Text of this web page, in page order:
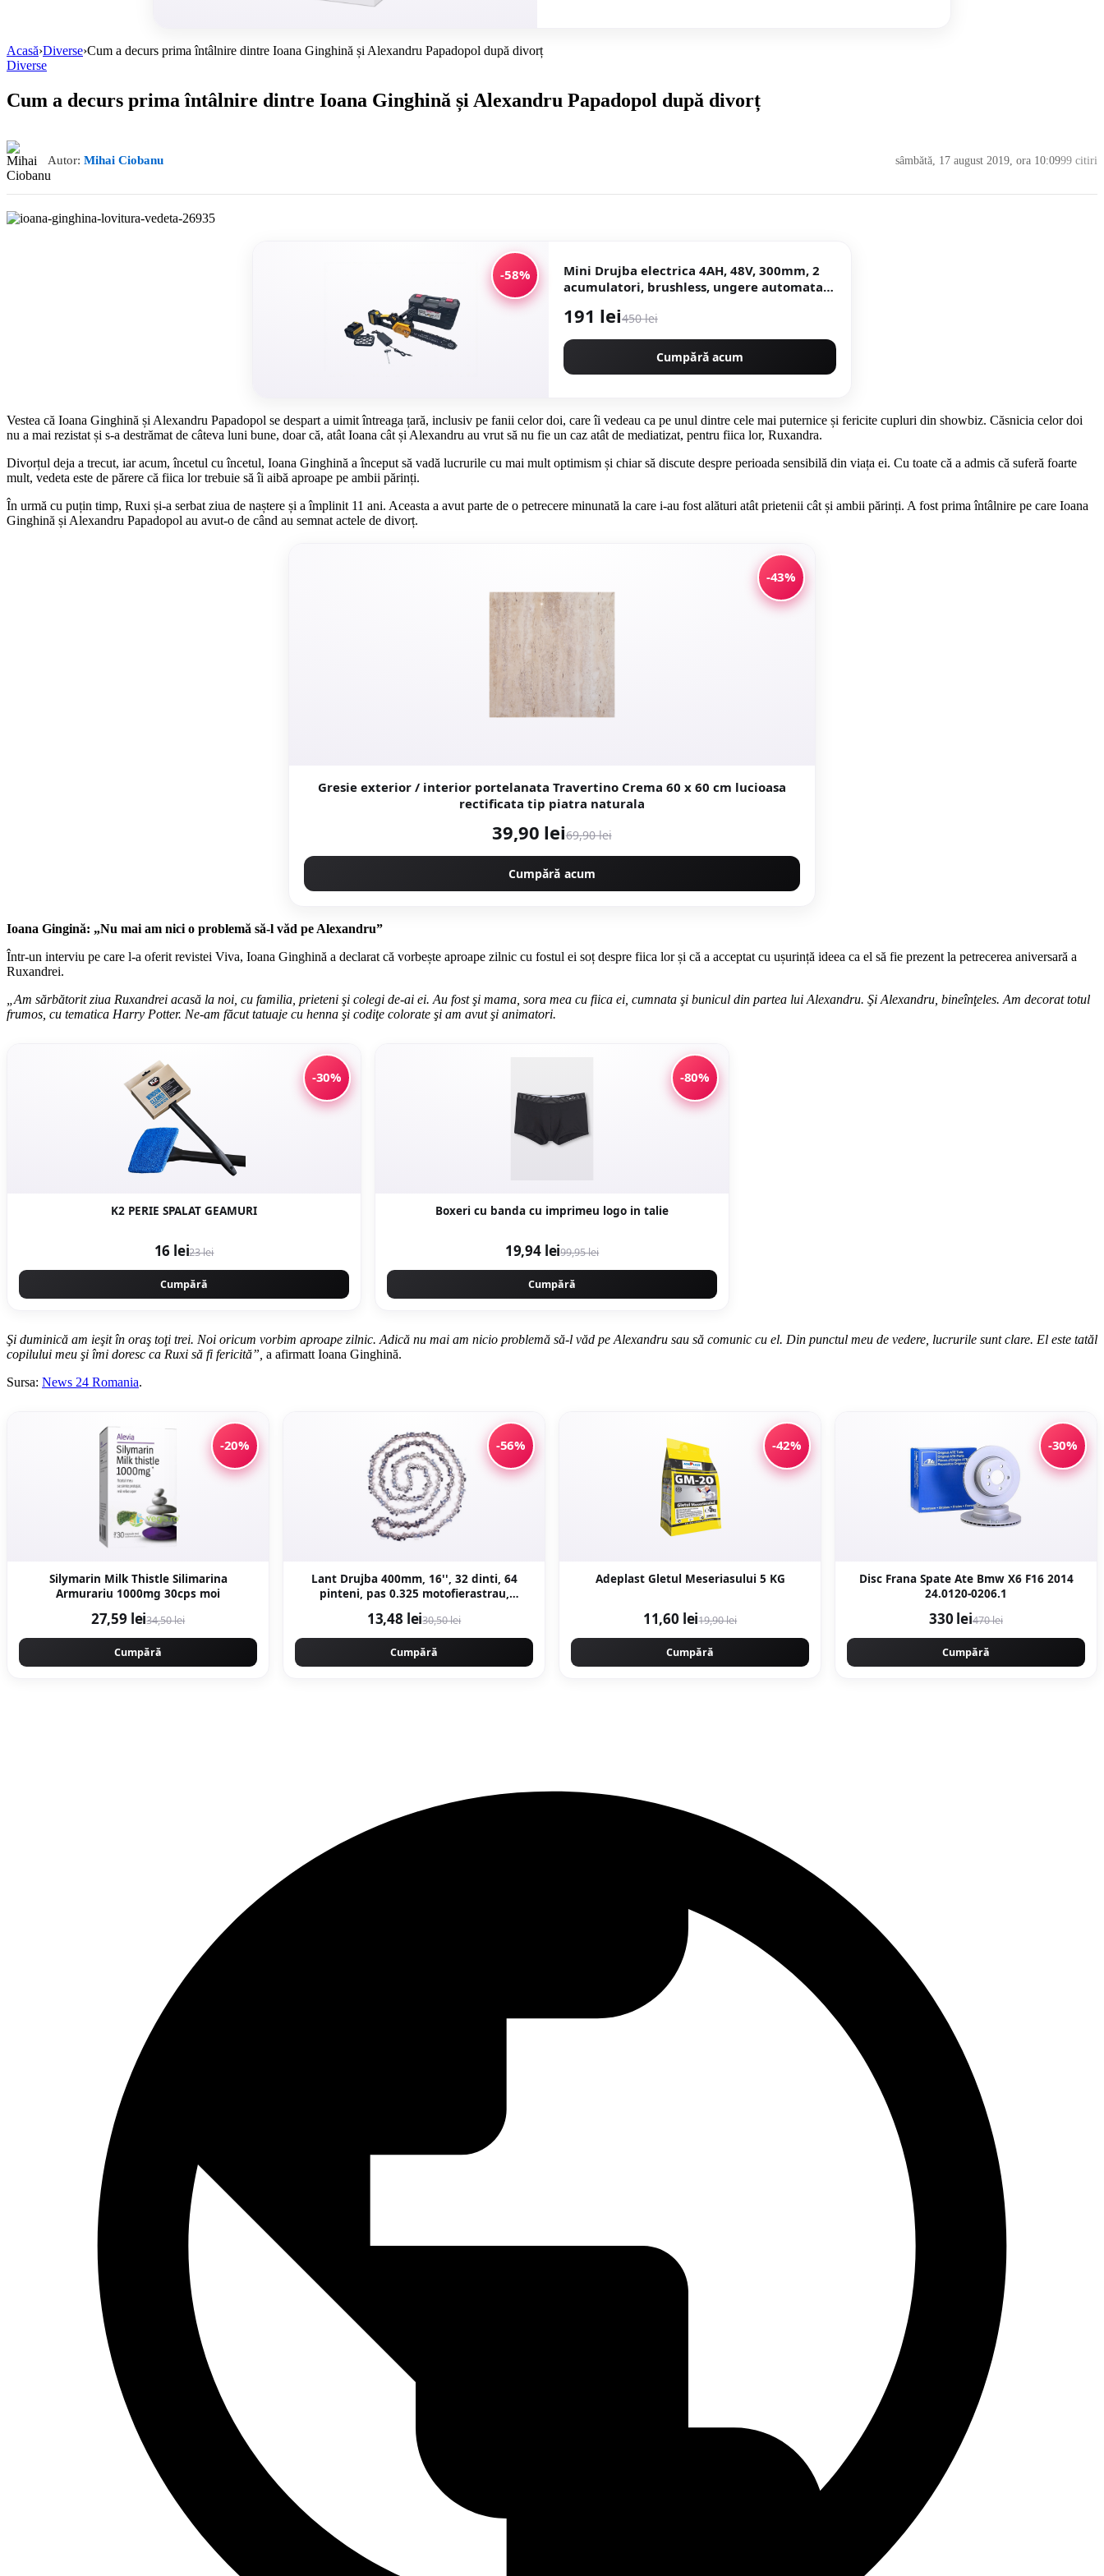
Acasă›Diverse›Cum a decurs prima întâlnire dintre Ioana Ginghină și Alexandru Papadopol după divorț
Diverse
Cum a decurs prima întâlnire dintre Ioana Ginghină și Alexandru Papadopol după divorț
Autor: Mihai Ciobanu sâmbătă, 17 august 2019, ora 10:0999 citiri
-58%
Mini Drujba electrica 4AH, 48V, 300mm, 2
acumulatori, brushless, ungere automata,
CMP1756Y
191 lei450 lei
Cumpără acum
Vestea că Ioana Ginghină și Alexandru Papadopol se despart a uimit întreaga țară, inclusiv pe fanii celor doi, care îi vedeau ca pe unul dintre cele mai puternice și fericite cupluri din showbiz. Căsnicia celor doi
nu a mai rezistat și s-a destrămat de câteva luni bune, doar că, atât Ioana cât și Alexandru au vrut să nu fie un caz atât de mediatizat, pentru fiica lor, Ruxandra.
Divorțul deja a trecut, iar acum, încetul cu încetul, Ioana Ginghină a început să vadă lucrurile cu mai mult optimism și chiar să discute despre perioada sensibilă din viața ei. Cu toate că a admis că suferă foarte
mult, vedeta este de părere că fiica lor trebuie să îi aibă aproape pe ambii părinți.
În urmă cu puțin timp, Ruxi și-a serbat ziua de naștere și a împlinit 11 ani. Aceasta a avut parte de o petrecere minunată la care i-au fost alături atât prietenii cât și ambii părinți. A fost prima întâlnire pe care Ioana
Ginghină și Alexandru Papadopol au avut-o de când au semnat actele de divorț.
-43%
Gresie exterior / interior portelanata Travertino Crema 60 x 60 cm lucioasa
rectificata tip piatra naturala
39,90 lei69,90 lei
Cumpără acum
Ioana Gingină: „Nu mai am nici o problemă să-l văd pe Alexandru”
Într-un interviu pe care l-a oferit revistei Viva, Ioana Ginghină a declarat că vorbește aproape zilnic cu fostul ei soț despre fiica lor și că a acceptat cu ușurință ideea ca el să fie prezent la petrecerea aniversară a
Ruxandrei.
„Am sărbătorit ziua Ruxandrei acasă la noi, cu familia, prieteni şi colegi de-ai ei. Au fost şi mama, sora mea cu fiica ei, cumnata şi bunicul din partea lui Alexandru. Şi Alexandru, bineînţeles. Am decorat totul
frumos, cu tematica Harry Potter. Ne-am făcut tatuaje cu henna şi codiţe colorate şi am avut şi animatori.
-30%
K2 PERIE SPALAT GEAMURI
16 lei23 lei
Cumpără
-80%
Boxeri cu banda cu imprimeu logo in talie
19,94 lei99,95 lei
Cumpără
Şi duminică am ieşit în oraş toţi trei. Noi oricum vorbim aproape zilnic. Adică nu mai am nicio problemă să-l văd pe Alexandru sau să comunic cu el. Din punctul meu de vedere, lucrurile sunt clare. El este tatăl
copilului meu şi îmi doresc ca Ruxi să fi fericită”, a afirmatt Ioana Ginghină.
Sursa: News 24 Romania.
-20%
Silymarin Milk Thistle Silimarina
Armurariu 1000mg 30cps moi
27,59 lei34,50 lei
Cumpără
-56%
Lant Drujba 400mm, 16'', 32 dinti, 64
pinteni, pas 0.325 motofierastrau,
13,48 lei30,50 lei
Cumpără
-42%
Adeplast Gletul Meseriasului 5 KG
11,60 lei19,90 lei
Cumpără
-30%
Disc Frana Spate Ate Bmw X6 F16 2014
24.0120-0206.1
330 lei470 lei
Cumpără